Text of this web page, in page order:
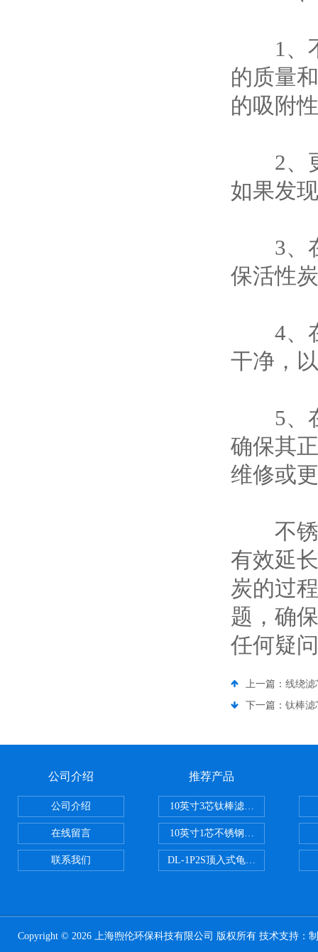
1、不
的质量
的吸附
2、更
如果发
3、在
保活性
4、在
干净，
5、在
确保其
维修或
不锈
有效延
炭的过
题，确
任何疑
上一篇： 线绕滤
下一篇： 钛棒滤
公司介绍
公司介绍
在线留言
联系我们
推荐产品
10英寸3芯钛棒滤芯过滤器
10英寸1芯不锈钢钛棒过滤器
DL-1P2S顶入式龟背过滤器
Copyright © 2026 上海煦伦环保科技有限公司 版权所有 技术支持：